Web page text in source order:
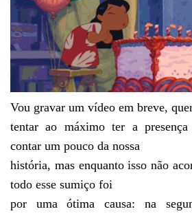
Vou gravar um vídeo em breve,
tentar ao máximo ter a
contar um pouco da nossa
história, mas enquanto isso não
todo esse sumiço foi
por uma ótima causa: na